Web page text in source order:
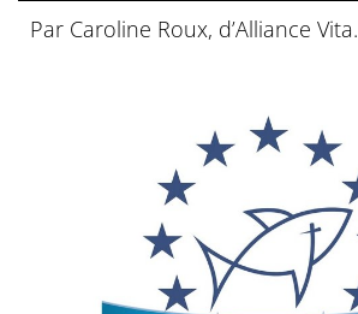
Par Caroline Roux, d’Alliance Vita.